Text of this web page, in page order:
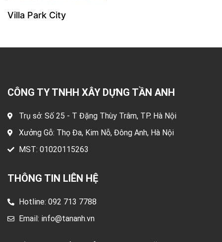
Villa Park City
CÔNG TY TNHH XÂY DỰNG TẦN ANH
Trụ sở: Số 25 - T Đặng Thùy Trâm, TP. Hà Nội
Xưởng Gỗ: Thọ Đa, Kim Nỗ, Đông Anh, Hà Nội
MST: 01020115263
THÔNG TIN LIÊN HỆ
Hotline: 092 713 7788
Email: info@tananh.vn